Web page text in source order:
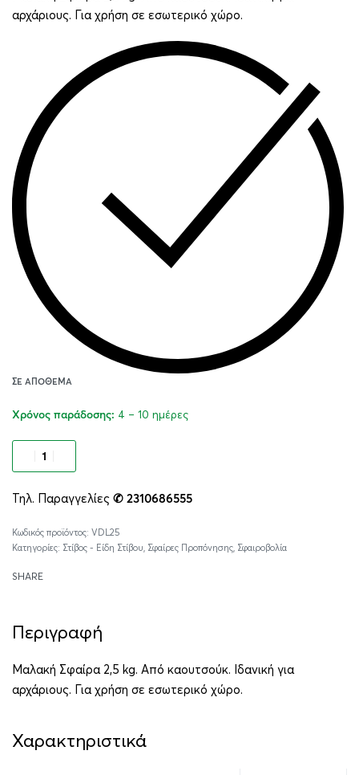
αρχάριους. Για χρήση σε εσωτερικό χώρο.
ΣΕ ΑΠΌΘΕΜΑ
Χρόνος παράδοσης: 4 – 10 ημέρες
Τηλ. Παραγγελίες ✆ 2310686555
VDL25
Κατηγορίες: Στίβος - Είδη Στίβου Σφαίρες Προπόνησης Σφαιροβολία
SHARE
Περιγραφή
Μαλακή Σφαίρα 2,5 kg. Από καουτσούκ. Ιδανική για
αρχάριους. Για χρήση σε εσωτερικό χώρο.
Χαρακτηριστικά